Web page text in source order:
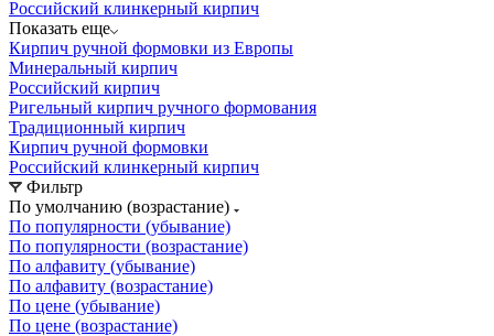
Российский клинкерный кирпич
Показать еще
Кирпич ручной формовки из Европы
Минеральный кирпич
Российский кирпич
Ригельный кирпич ручного формования
Традиционный кирпич
Кирпич ручной формовки
Российский клинкерный кирпич
Фильтр
По умолчанию (возрастание)
По популярности (убывание)
По популярности (возрастание)
По алфавиту (убывание)
По алфавиту (возрастание)
По цене (убывание)
По цене (возрастание)